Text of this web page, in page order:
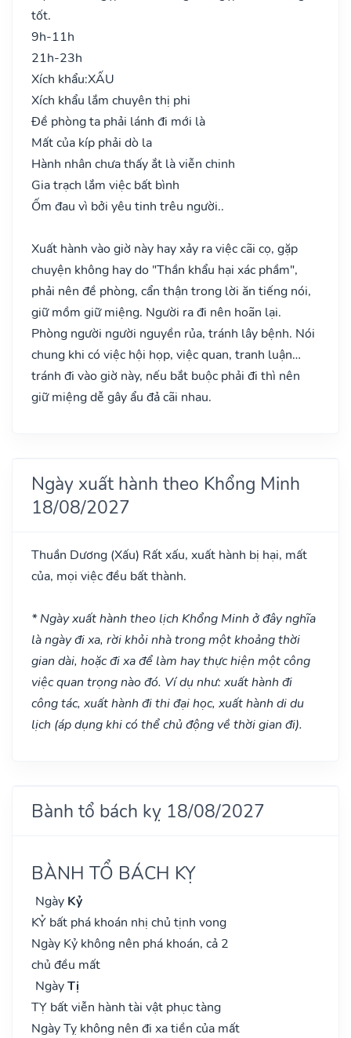
tốt.
9h-11h
21h-23h
Xích khẩu:XẤU
Xích khẩu lắm chuyên thị phi
Đề phòng ta phải lánh đi mới là
Mất của kíp phải dò la
Hành nhân chưa thấy ắt là viễn chinh
Gia trạch lắm việc bất bình
Ốm đau vì bởi yêu tinh trêu người..
Xuất hành vào giờ này hay xảy ra việc cãi cọ, gặp
chuyện không hay do "Thần khẩu hại xác phầm",
phải nên đề phòng, cẩn thận trong lời ăn tiếng nói,
giữ mồm giữ miệng. Người ra đi nên hoãn lại.
Phòng người người nguyền rủa, tránh lây bệnh. Nói
chung khi có việc hội họp, việc quan, tranh luận…
tránh đi vào giờ này, nếu bắt buộc phải đi thì nên
giữ miệng dễ gây ẩu đả cãi nhau.
Ngày xuất hành theo Khổng Minh
18/08/2027
Thuần Dương (Xấu) Rất xấu, xuất hành bị hại, mất
của, mọi việc đều bất thành.
* Ngày xuất hành theo lịch Khổng Minh ở đây nghĩa
là ngày đi xa, rời khỏi nhà trong một khoảng thời
gian dài, hoặc đi xa để làm hay thực hiện một công
việc quan trọng nào đó. Ví dụ như: xuất hành đi
công tác, xuất hành đi thi đại học, xuất hành di du
lịch (áp dụng khi có thể chủ động về thời gian đi).
Bành tổ bách kỵ 18/08/2027
BÀNH TỔ BÁCH KỴ
Ngày Kỷ
KỶ bất phá khoán nhị chủ tịnh vong
Ngày Kỷ không nên phá khoán, cả 2
chủ đều mất
NgàyTị
TỴ bất viễn hành tài vật phục tàng
Ngày Tỵ không nên đi xa tiền của mất